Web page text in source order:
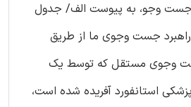
جست وجو، به پیوست الف/ جدول
راهبرد جست وجوی ما از طریق
وجوی مستقل که توسط یک
استانفورد آفریده شده است،